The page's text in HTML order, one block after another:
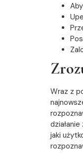
Wraz z
jaki